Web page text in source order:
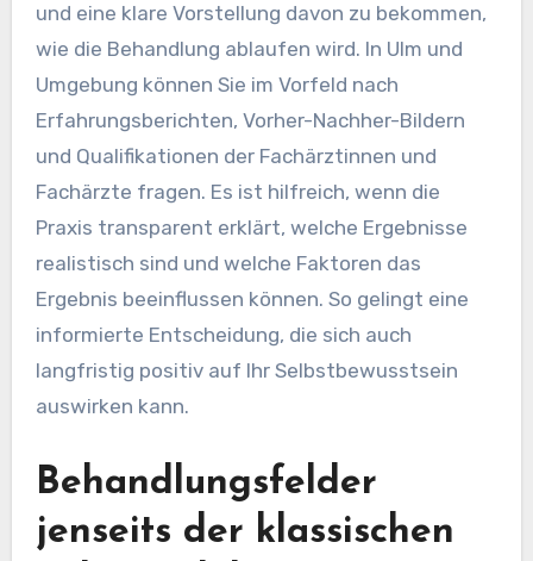
und eine klare Vorstellung davon zu bekommen,
wie die Behandlung ablaufen wird. In Ulm und
Umgebung können Sie im Vorfeld nach
Erfahrungsberichten, Vorher-Nachher-Bildern
und Qualifikationen der Fachärztinnen und
Fachärzte fragen. Es ist hilfreich, wenn die
Praxis transparent erklärt, welche Ergebnisse
realistisch sind und welche Faktoren das
Ergebnis beeinflussen können. So gelingt eine
informierte Entscheidung, die sich auch
langfristig positiv auf Ihr Selbstbewusstsein
auswirken kann.
Behandlungsfelder
jenseits der klassischen